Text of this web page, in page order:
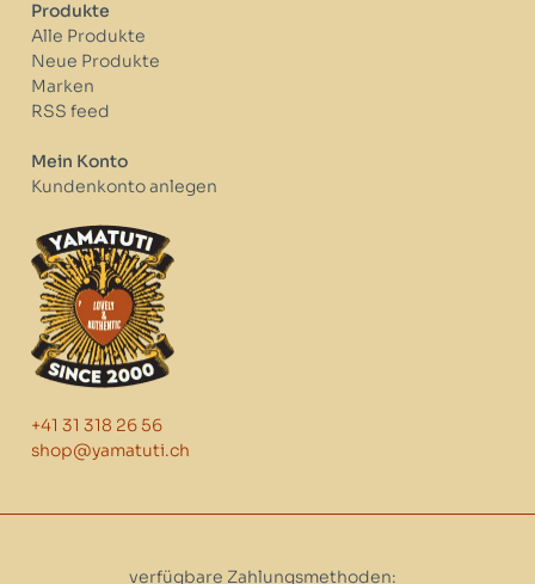
Produkte
Alle Produkte
Neue Produkte
Marken
RSS feed
Mein Konto
Kundenkonto anlegen
+41 31 318 26 56
shop@yamatuti.ch
verfügbare Zahlungsmethoden: